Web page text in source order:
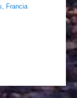
Francia